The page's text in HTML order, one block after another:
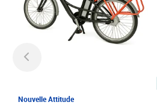
Nouvelle Attitude